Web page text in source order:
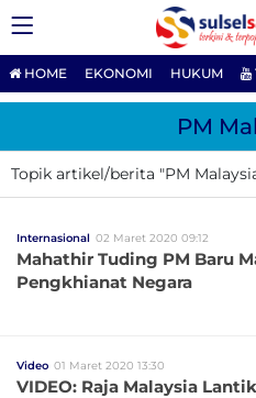
HOME EKONOMI HUKUM
PM
Topik artikel/berita "PM
Internasional 02 Maret 2020 09:12
Mahathir Tuding PM Baru
Pengkhianat Negara
Video 01 Maret 2020 13:30
VIDEO: Raja Malaysia